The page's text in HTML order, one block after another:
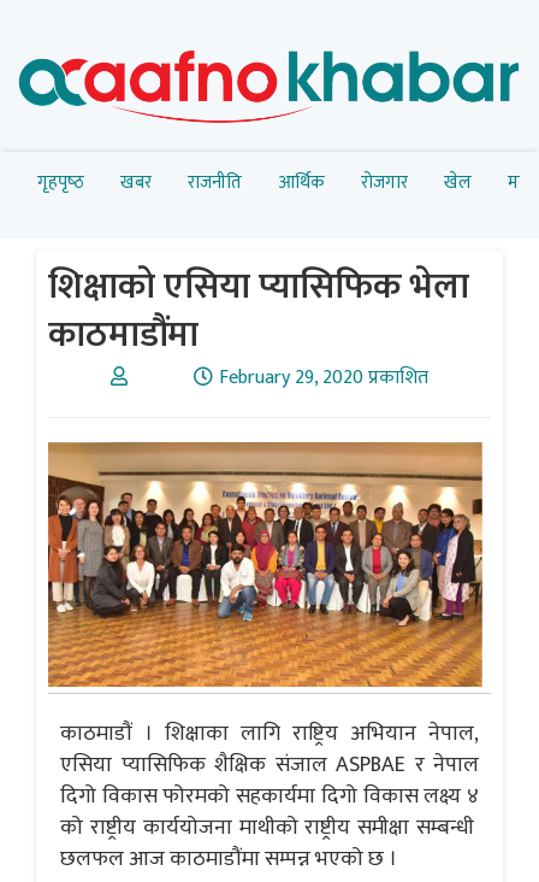
गृहपृष्‍ठ खबर राजनीति आर्थिक रोजगार खेल
शिक्षाकाे एसिया प्यासिफिक भेला
काठमाडौंमा
February 29, 2020 प्रकाशित
काठमाडौं । शिक्षाका लागि राष्ट्रिय अभियान नेपाल,
एसिया प्यासिफिक शैक्षिक संजाल ASPBAE र नेपाल
दिगो विकास फोरमको सहकार्यमा दिगो विकास लक्ष्य ४
को राष्ट्रीय कार्ययोजना माथीको राष्ट्रीय समीक्षा सम्बन्धी
छलफल आज काठमाडौंमा सम्पन्न भएको छ ।